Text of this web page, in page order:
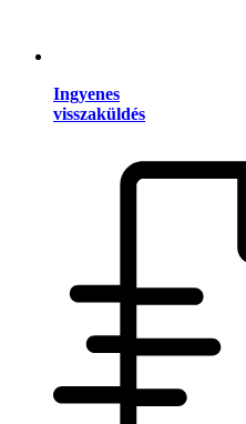
Ingyenes
visszaküldés